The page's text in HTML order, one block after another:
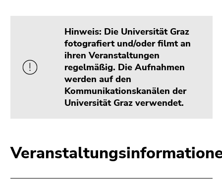
Hinweis: Die Universität Graz
fotografiert und/oder filmt an
ihren Veranstaltungen
regelmäßig. Die Aufnahmen
werden auf den
Kommunikationskanälen der
Universität Graz verwendet.